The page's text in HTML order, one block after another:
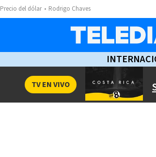
Precio del dólar Rodrigo Chaves
TV EN VIVO